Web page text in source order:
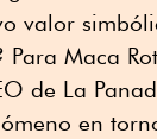
valor
Maca
de La
en